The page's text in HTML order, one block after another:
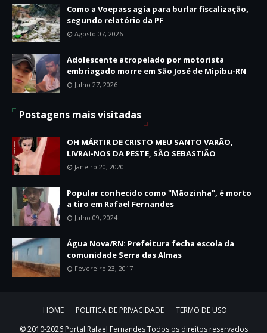
Como a Voepass agia para burlar fiscalização,
segundo relatório da PF
Agosto 07, 2026
Adolescente atropelado por motorista
embriagado morre em São José de Mipibu-RN
Julho 27, 2026
Postagens mais visitadas
OH MÁRTIR DE CRISTO MEU SANTO VARÃO,
LIVRAI-NOS DA PESTE, SÃO SEBASTIÃO
Janeiro 20, 2020
Popular conhecido como "Mãozinha", é morto
a tiro em Rafael Fernandes
Julho 09, 2024
Água Nova/RN: Prefeitura fecha escola da
comunidade Serra das Almas
Fevereiro 23, 2017
HOME POLITICA DE PRIVACIDADE
TERMO DE USO
© 2010-2026 Portal Rafael Fernandes Todos os direitos reservados